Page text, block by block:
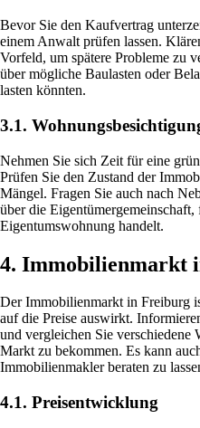
Bevor Sie den Kaufvertrag
einem Anwalt prüfen lassen.
Vorfeld, um spätere Probleme zu
über mögliche Baulasten oder
lasten könnten.
3.1.
Nehmen Sie sich Zeit für eine
Prüfen Sie den Zustand der
Mängel. Fragen Sie auch nach
über die Eigentümergemeinschaft,
Eigentumswohnung handelt.
4. Immobilienmarkt
Der Immobilienmarkt in Freiburg
auf die Preise auswirkt.
und vergleichen Sie
Markt zu bekommen. Es kann
Immobilienmakler beraten zu
4.1. Preisentwicklung